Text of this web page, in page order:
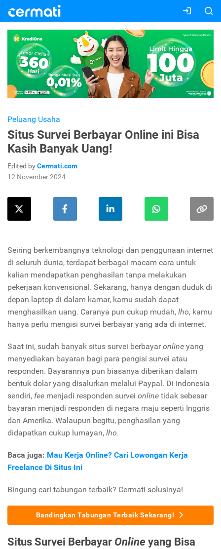
Peluang Usaha
Situs Survei Berbayar Online ini Bisa
Kasih Banyak Uang!
Edited byCermati.com
12 November 2024
Seiring berkembangnya teknologi dan penggunaan internet
di seluruh dunia, terdapat berbagai macam cara untuk
kalian mendapatkan penghasilan tanpa melakukan
pekerjaan konvensional. Sekarang, hanya dengan duduk di
depan laptop di dalam kamar, kamu sudah dapat
menghasilkan uang. Caranya pun cukup mudah, lho, kamu
hanya perlu mengisi survei berbayar yang ada di internet.
Saat ini, sudah banyak situs survei berbayaronline yang
menyediakan bayaran bagi para pengisi survei atau
responden. Bayarannya pun biasanya diberikan dalam
bentuk dolar yang disalurkan melalui Paypal. Di Indonesia
sendiri, fee menjadi responden survei online tidak sebesar
bayaran menjadi responden di negara maju seperti Inggris
dan Amerika. Walaupun begitu, penghasilan yang
didapatkan cukup lumayan, lho.
Baca juga: Mau Kerja Online? Cari Lowongan Kerja
Freelance Di Situs Ini
Bingung cari tabungan terbaik? Cermati solusinya!
Bandingkan Tabungan Terbaik Sekarang!
Situs Survei Berbayar Online yang Bisa